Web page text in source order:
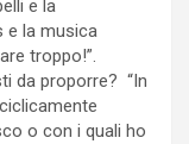
e la
e la musica
troppo!”.
da proporre? “In
o con i quali ho